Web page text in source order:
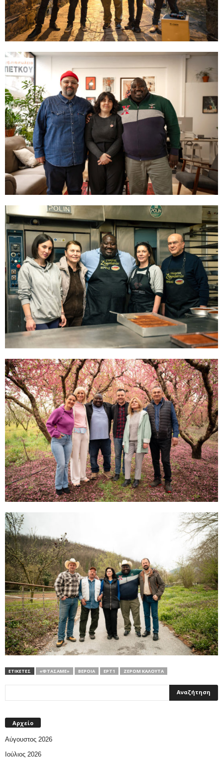
ΕΤΙΚΕΤΕΣ «ΦΤΆΣΑΜΕ» ΒΈΡΟΙΑ ΕΡΤ1 ΖΕΡΌΜ ΚΑΛΟΎΤΑ
Αρχείο
Αύγουστος 2026
Ιούλιος 2026